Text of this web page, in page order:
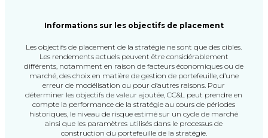
Informations sur les objectifs de placement
Les objectifs de placement de la stratégie ne sont que des cibles.
Les rendements actuels peuvent être considérablement
différents, notamment en raison de facteurs économiques ou de
marché, des choix en matière de gestion de portefeuille, d’une
erreur de modélisation ou pour d’autres raisons. Pour
déterminer les objectifs de valeur ajoutée, CC&L peut prendre en
compte la performance de la stratégie au cours de périodes
historiques, le niveau de risque estimé sur un cycle de marché
ainsi que les paramètres utilisés dans le processus de
construction du portefeuille de la stratégie.